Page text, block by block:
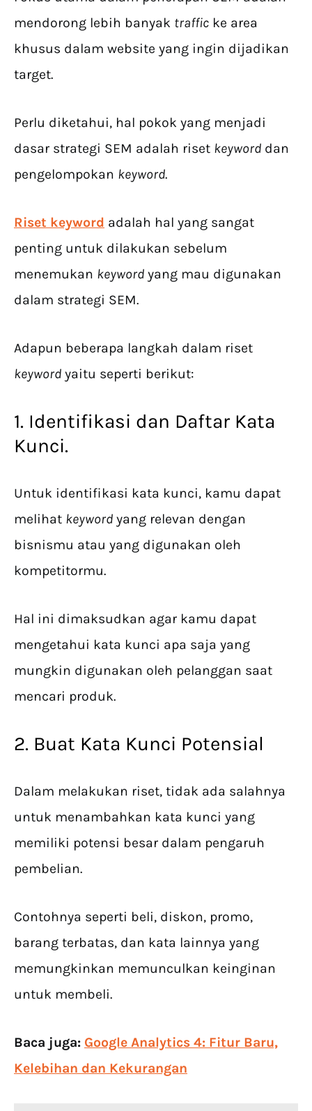
mendorong lebih banyak traffic ke area
khusus dalam website yang ingin dijadikan
target.
Perlu diketahui, hal pokok yang menjadi
dasar strategi SEM adalah riset keyword dan
pengelompokan keyword.
Riset keyword adalah hal yang sangat
penting untuk dilakukan sebelum
menemukan keyword yang mau digunakan
dalam strategi SEM.
Adapun beberapa langkah dalam riset
keyword yaitu seperti berikut:
1. Identifikasi dan Daftar Kata
Kunci.
Untuk identifikasi kata kunci, kamu dapat
melihat keyword yang relevan dengan
bisnismu atau yang digunakan oleh
kompetitormu.
Hal ini dimaksudkan agar kamu dapat
mengetahui kata kunci apa saja yang
mungkin digunakan oleh pelanggan saat
mencari produk.
2. Buat Kata Kunci Potensial
Dalam melakukan riset, tidak ada salahnya
untuk menambahkan kata kunci yang
memiliki potensi besar dalam pengaruh
pembelian.
Contohnya seperti beli, diskon, promo,
barang terbatas, dan kata lainnya yang
memungkinkan memunculkan keinginan
untuk membeli.
Baca juga: Google Analytics 4: Fitur Baru,
Kelebihan dan Kekurangan